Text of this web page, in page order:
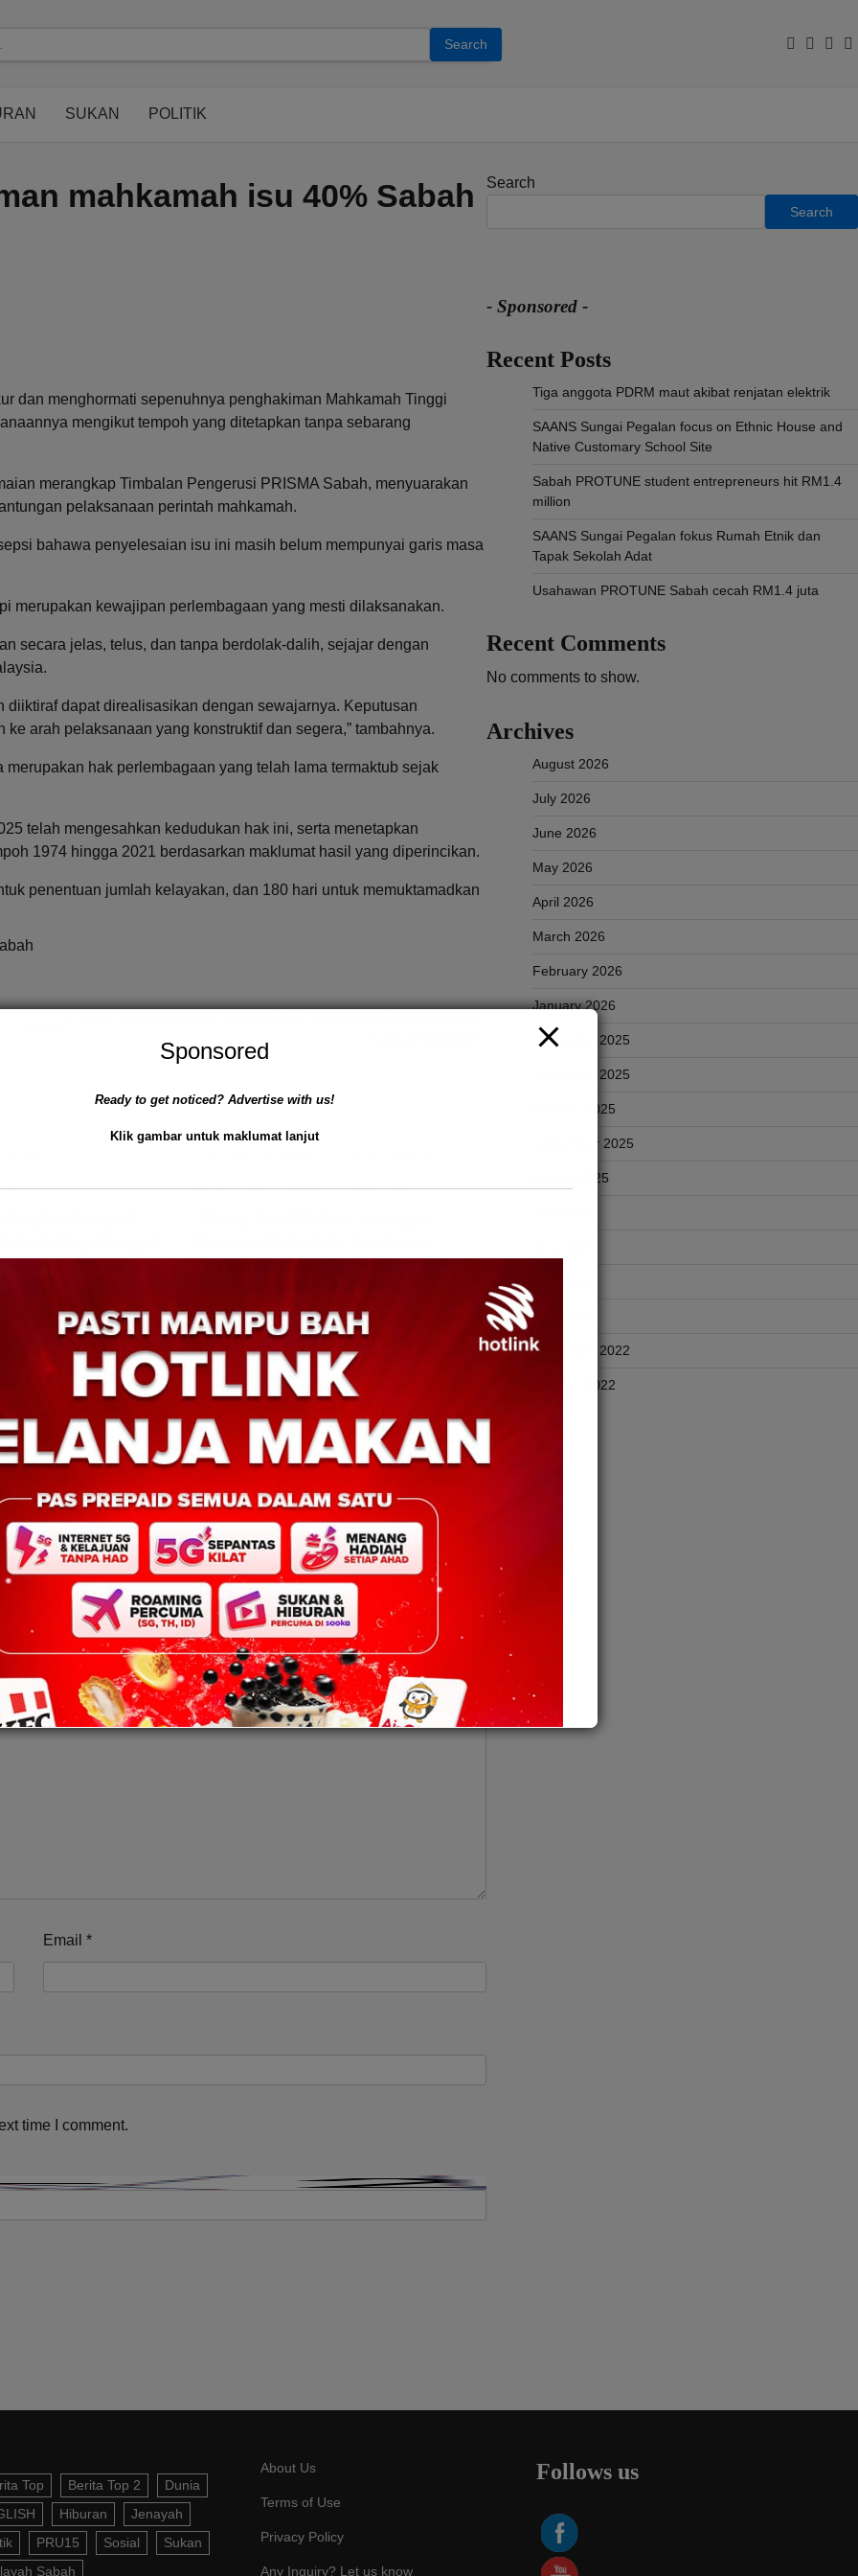
Facebook
SUKAN POLITIK
mahkamah isu 40% Sabah
dan menghormati sepenuhnya penghakiman Mahkamah Tinggi
mengikut tempoh yang ditetapkan tanpa sebarang
merangkap Timbalan Pengerusi PRISMA Sabah, menyuarakan
pelaksanaan perintah mahkamah.
bahawa penyelesaian isu ini masih belum mempunyai garis masa
merupakan kewajipan perlembagaan yang mesti dilaksanakan.
secara jelas, telus, dan tanpa berdolak-dalih, sejajar dengan
diiktiraf dapat direalisasikan dengan sewajarnya. Keputusan
arah pelaksanaan yang konstruktif dan segera,” tambahnya.
hak perlembagaan yang telah lama termaktub sejak
telah mengesahkan kedudukan hak ini, serta menetapkan
1974 hingga 2021 berdasarkan maklumat hasil yang diperincikan.
penentuan jumlah kelayakan, dan 180 hari untuk memuktamadkan
2 Oktober 2025 –
Dewan
(DUN) Sabah bagi
BERITA AM HIBURAN TEMPATAN
Gemilang di Imago Mall
KOTA KINABALU: 12 November 2025 –
Thong Bowl, kini secara rasmi
melebarkan sayapnya ke Malaysia Timur
di […]
Email *
time I comment.
Search
Search
- Sponsored -
Recent Posts
Tiga anggota PDRM maut akibat renjatan elektrik
SAANS Sungai Pegalan focus on Ethnic House and
Native Customary School Site
Sabah PROTUNE student entrepreneurs hit RM1.4
million
SAANS Sungai Pegalan fokus Rumah Etnik dan
Tapak Sekolah Adat
Usahawan PROTUNE Sabah cecah RM1.4 juta
Recent Comments
No comments to show.
Archives
August 2026
July 2026
June 2026
May 2026
April 2026
March 2026
February 2026
January 2026
December 2025
November 2025
October 2025
September 2025
August 2025
April 2025
November 2022
October 2022
Top Berita Top 2
Dunia
Hiburan
Jenayah
PRU15 Sosial
Sukan
Sabah
About Us
Terms of Use
Privacy Policy
Any Inquiry? Let us know
Follows us
Sponsored
Ready to get noticed? Advertise with us!
Klik gambar untuk maklumat lanjut